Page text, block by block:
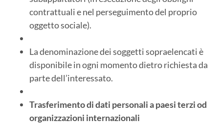
contrattuali e nel perseguimento del proprio
oggetto sociale).
La denominazione dei soggetti sopraelencati è
disponibile in ogni momento dietro richiesta da
parte dell’interessato.
Trasferimento di dati personali a paesi terzi od
organizzazioni internazionali